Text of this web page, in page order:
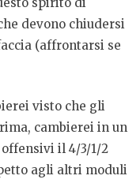
devono chiudersi
(affrontarsi se
visto che gli
cambierei in un
il 4/3/1/2
agli altri moduli